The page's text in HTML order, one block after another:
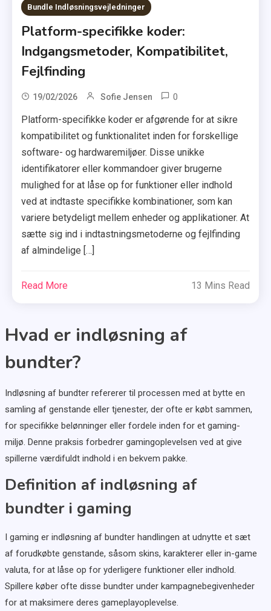
Bundle Indløsningsvejledninger
Platform-specifikke koder:
Indgangsmetoder, Kompatibilitet,
Fejlfinding
19/02/2026 Sofie Jensen 0
Platform-specifikke koder er afgørende for at sikre
kompatibilitet og funktionalitet inden for forskellige
software- og hardwaremiljøer. Disse unikke
identifikatorer eller kommandoer giver brugerne
mulighed for at låse op for funktioner eller indhold
ved at indtaste specifikke kombinationer, som kan
variere betydeligt mellem enheder og applikationer. At
sætte sig ind i indtastningsmetoderne og fejlfinding
af almindelige […]
Read More 13 Mins Read
Hvad er indløsning af
bundter?
Indløsning af bundter refererer til processen med at bytte en
samling af genstande eller tjenester, der ofte er købt sammen,
for specifikke belønninger eller fordele inden for et gaming-
miljø. Denne praksis forbedrer gamingoplevelsen ved at give
spillerne værdifuldt indhold i en bekvem pakke.
Definition af indløsning af
bundter i gaming
I gaming er indløsning af bundter handlingen at udnytte et sæt
af forudkøbte genstande, såsom skins, karakterer eller in-game
valuta, for at låse op for yderligere funktioner eller indhold.
Spillere køber ofte disse bundter under kampagnebegivenheder
for at maksimere deres gameplayoplevelse.